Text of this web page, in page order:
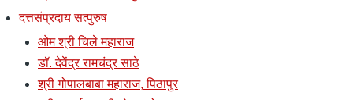
दत्तसंप्रदाय सत्पुरुष
ओम श्री चिले महाराज
डॉ. देवेंद्र रामचंद्र साठे
श्री गोपालबाबा महाराज, पिठापुर